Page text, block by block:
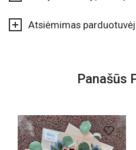
Atsiėmimas
Panašūs